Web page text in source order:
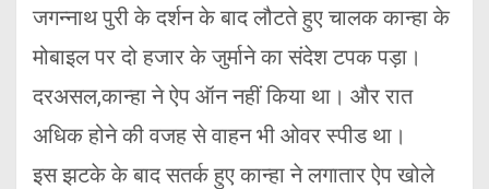
जगन्नाथ पुरी के दर्शन के बाद लौटते हुए चालक कान्हा के
मोबाइल पर दो हजार के जुर्माने का संदेश टपक पड़ा।
दरअसल,कान्हा ने ऐप ऑन नहीं किया था। और रात
अधिक होने की वजह से वाहन भी ओवर स्पीड था।
इस झटके के बाद सतर्क हुए कान्हा ने लगातार ऐप खोले